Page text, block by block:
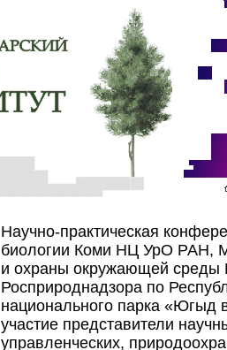
Научно-практическая
биологии Коми НЦ УрО РАН,
и охраны окружающей среды
Росприроднадзора по
национального парка «Югыд
участие представители
управленческих,